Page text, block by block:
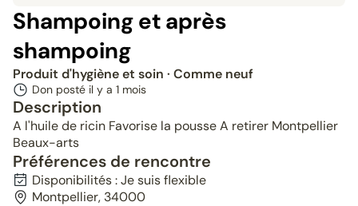
Shampoing et après
shampoing
Produit d'hygiène et soin · Comme neuf
Don posté il y a 1 mois
Description
A l'huile de ricin Favorise la pousse A retirer Montpellier
Beaux-arts
Préférences de rencontre
Disponibilités : Je suis flexible
Montpellier, 34000